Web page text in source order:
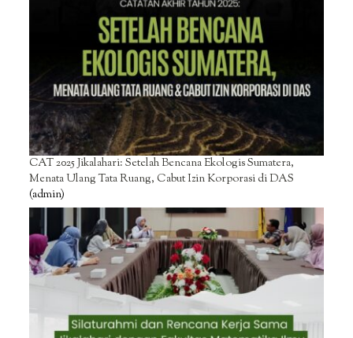
CAT 2025 Jikalahari: Setelah Bencana Ekologis Sumatera,
Menata Ulang Tata Ruang, Cabut Izin Korporasi di DAS
(admin)